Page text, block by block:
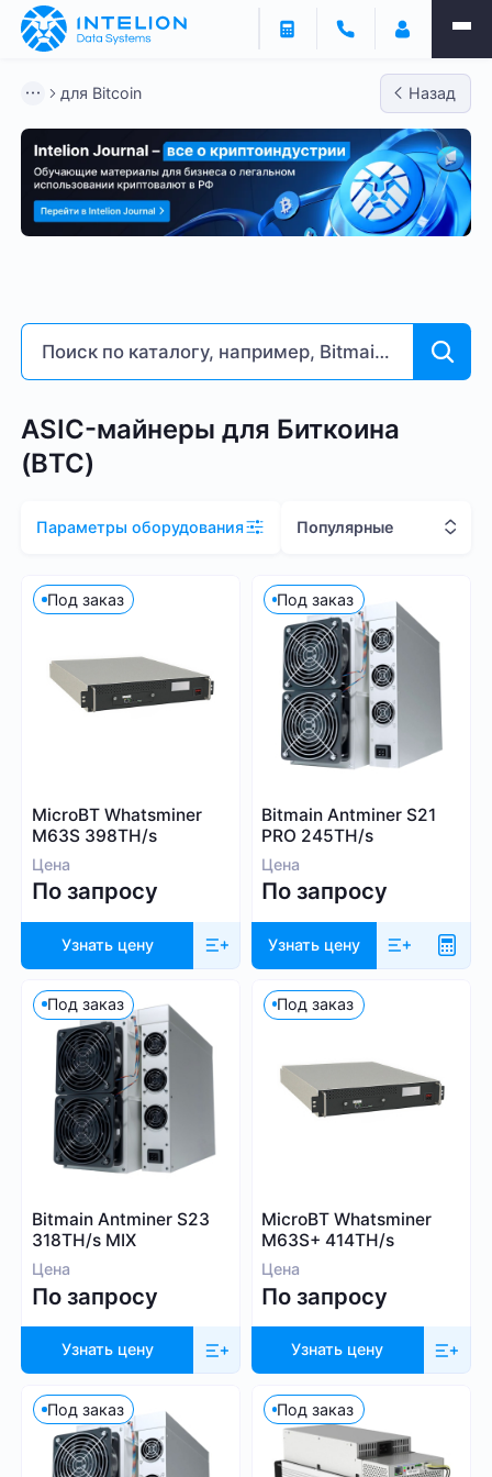
для Bitcoin Назад
Фильтры
Готовый бизнес
Контейнеры
Цена (RUB)
2 081 000
Энергопотребление (Вт)
9 999
Алгоритм
SHA-256
Scrypt
Kadena
Eaglesong
Ethash
X11
kHeavyHash
Sia
Посмотреть все
ASIC-майнеры для Биткоина
(BTC)
Параметры оборудования Популярные
Под заказ
MicroBT Whatsminer
M63S 398TH/s
Цена
По запросу
Узнать цену
Под заказ
Bitmain Antminer S21
PRO 245TH/s
Цена
По запросу
Узнать цену
Под заказ
Bitmain Antminer S23
318TH/s MIX
Цена
По запросу
Узнать цену
Под заказ
MicroBT Whatsminer
M63S+ 414TH/s
Цена
По запросу
Узнать цену
Под заказ Под заказ